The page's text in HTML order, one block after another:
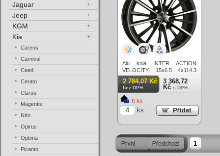
Alu kola INTER ACTION
VELOCITY, 15x6.5 4x114.3
ET42, šedivá matná + leštění
2 784,07 Kč
bez DPH
3 368,72
Kč s DPH
6 ks
ks
1
Jaguar
Jeep
KGM
Kia
Carens
Carnival
Ceed
Cerato
Clarus
Magentis
Niro
Opirus
Optima
Picanto